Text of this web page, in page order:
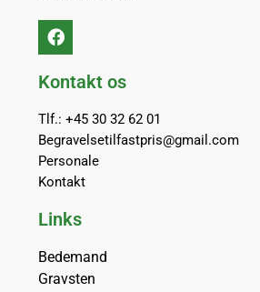
Kontakt os
Tlf.: +45 30 32 62 01
Begravelsetilfastpris@gmail.com
Personale
Kontakt
Links
Bedemand
Gravsten